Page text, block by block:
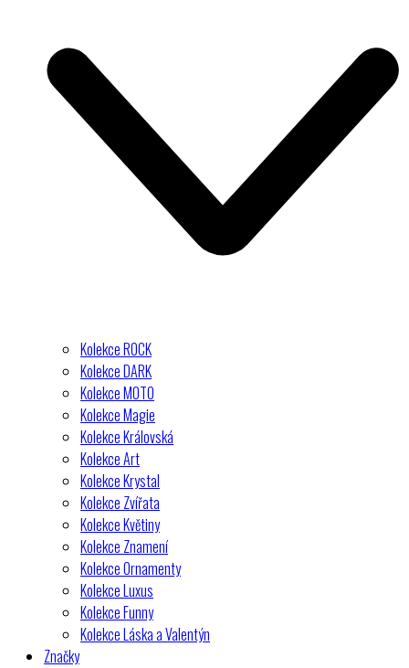
Kolekce ROCK
Kolekce DARK
Kolekce MOTO
Kolekce Magie
Kolekce Královská
Kolekce Art
Kolekce Krystal
Kolekce Zvířata
Kolekce Květiny
Kolekce Znamení
Kolekce Ornamenty
Kolekce Luxus
Kolekce Funny
Kolekce Láska a Valentýn
Značky